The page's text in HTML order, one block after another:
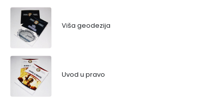
Viša geodezija
Uvod u pravo